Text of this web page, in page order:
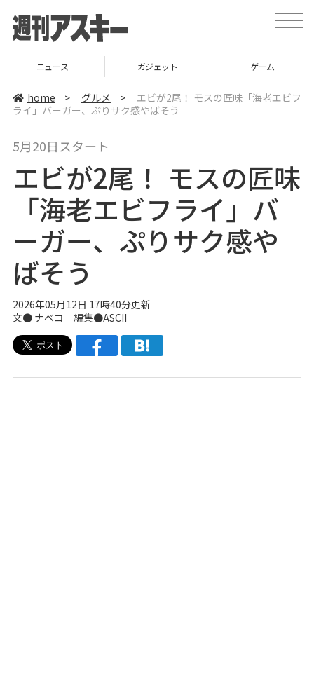
t
o
a
v
o
n
ニュース ガジェット ゲーム
home > グルメ >
エビが2尾！ モスの匠味「海老エビフ
ライ」バーガー、ぷりサク感やばそう
5月20日スタート
エビが2尾！ モスの匠味
「海老エビフライ」バ
ーガー、ぷりサク感や
ばそう
2026年05月12日 17時40分更新
文● ナベコ 編集●ASCII